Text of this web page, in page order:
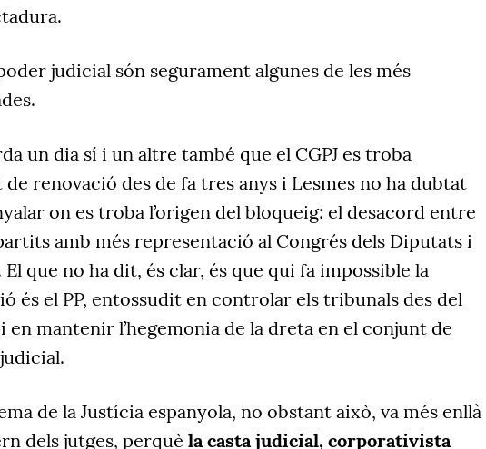
judicial són segurament algunes de les més
un dia sí i un altre també que el CGPJ es troba
renovació des de fa tres anys i Lesmes no ha dubtat
on es troba l’origen del bloqueig: el desacord entre
amb més representació al Congrés dels Diputats i
El que no ha dit, és clar, és que qui fa impossible la
és el PP, entossudit en controlar els tribunals des del
en mantenir l’hegemonia de la dreta en el conjunt de
de la Justícia espanyola, no obstant això, va més enllà
dels jutges, perquè la casta judicial, corporativista